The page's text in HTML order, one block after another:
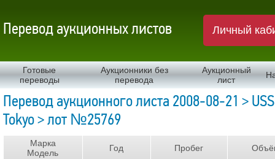
Перевод аукционных листов Личный
Готовые
переводы
Аукционники без
перевода
Аукционный
лист
Перевод аукционного листа 2008-08-21 > USS
Tokyo > лот №25769
Марка
Модель
Год Пробег